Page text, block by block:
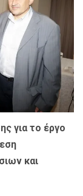
για το έργο
και